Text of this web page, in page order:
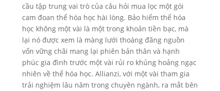
cầu tập trung vai trò của câu hỏi mua lọc một gói
cam đoan thể hóa học hài lòng. Bảo hiểm thể hóa
học không một vài là một trong khoản tiền bạc, mà
lại nó được xem là màng lưới thoáng đãng nguồn
vốn vững chãi mang lại phiên bản thân và hạnh
phúc gia đình trước một vài rủi ro khủng hoảng ngạc
nhiên về thể hóa học. Allianzi, với một vài tham gia
trải nghiệm lâu năm trong chuyên ngành, ra mắt bên